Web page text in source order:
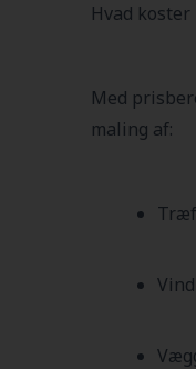
Hvad
Med
maling af: